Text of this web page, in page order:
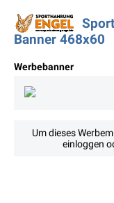
Banner 468x60
Werbebanner
Um dieses
einloggen